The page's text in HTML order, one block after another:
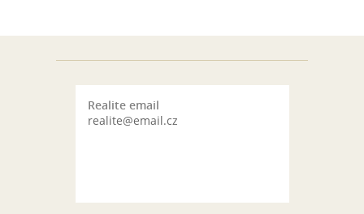
Realite email
realite@email.cz